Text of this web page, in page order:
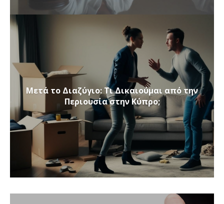
Μετά το Διαζύγιο: Τι Δικαιούμαι από την
Περιουσία στην Κύπρο;